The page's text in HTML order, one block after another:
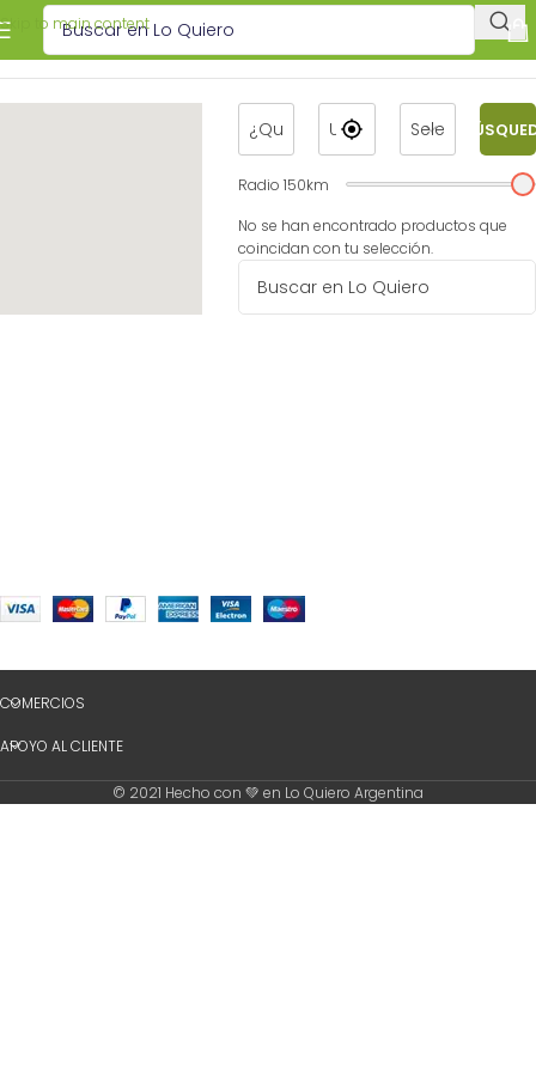
Skip to main content
Radio150km
No se han encontrado productos que
coincidan con tu selección.
COMERCIOS
APOYO AL CLIENTE
© 2021 Hecho con 💚 en Lo Quiero Argentina